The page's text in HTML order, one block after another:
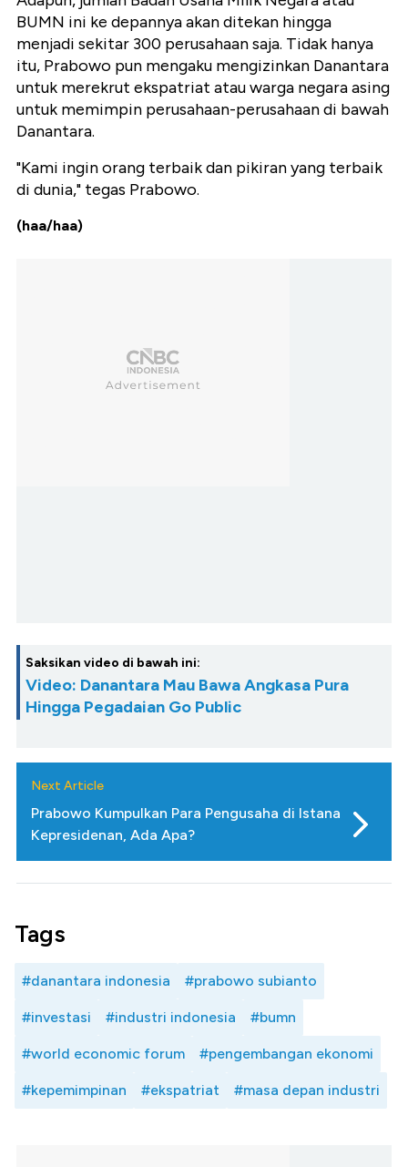
BUMN ini ke depannya akan ditekan hingga
menjadi sekitar 300 perusahaan saja. Tidak hanya
itu, Prabowo pun mengaku mengizinkan Danantara
untuk merekrut ekspatriat atau warga negara asing
untuk memimpin perusahaan-perusahaan di bawah
Danantara.
"Kami ingin orang terbaik dan pikiran yang terbaik
di dunia," tegas Prabowo.
(haa/haa)
Saksikan video di bawah ini:
Video: Danantara Mau Bawa Angkasa Pura
Hingga Pegadaian Go Public
Next Article
Prabowo Kumpulkan Para Pengusaha di Istana
Kepresidenan, Ada Apa?
Tags
#danantara indonesia #prabowo subianto
#investasi #industri indonesia #bumn
#world economic forum #pengembangan ekonomi
#kepemimpinan #ekspatriat #masa depan industri